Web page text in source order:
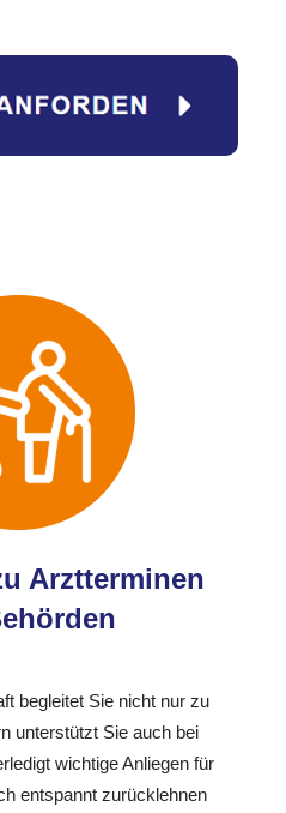
Arztterminen
begleitet Sie nicht nur zu
unterstützt Sie auch bei
wichtige Anliegen für
entspannt zurücklehnen